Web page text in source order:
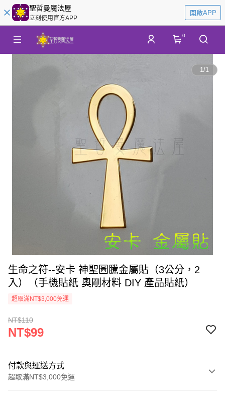
聖哲曼魔法屋
立刻使用官方APP
開啟APP
0
1/1
生命之符--安卡 神聖圖騰金屬貼（3公分，2
入）（手機貼紙 奧剛材料 DIY 產品貼紙）
超取滿NT$3,000免運
NT$110
NT$99
付款與運送方式
超取滿NT$3,000免運